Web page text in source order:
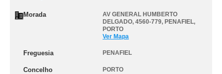
Morada
AV GENERAL HUMBERTO
DELGADO, 4560-779, PENAFIEL,
PORTO
Ver Mapa
Freguesia PENAFIEL
Concelho PORTO